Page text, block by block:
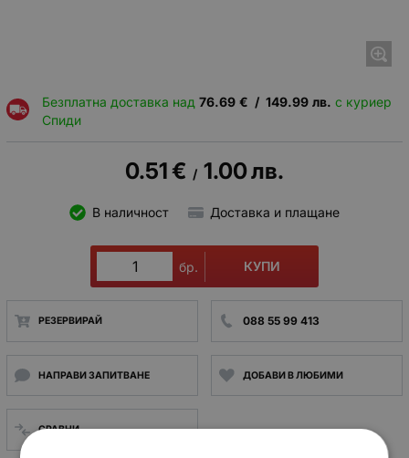
Безплатна доставка над 76.69 € / 149.99 лв. с куриер
Спиди
0.51€ / 1.00лв.
В наличност Доставка и плащане
бр. КУПИ
РЕЗЕРВИРАЙ 088 55 99 413
НАПРАВИ ЗАПИТВАНЕ ДОБАВИ В ЛЮБИМИ
СРАВНИ